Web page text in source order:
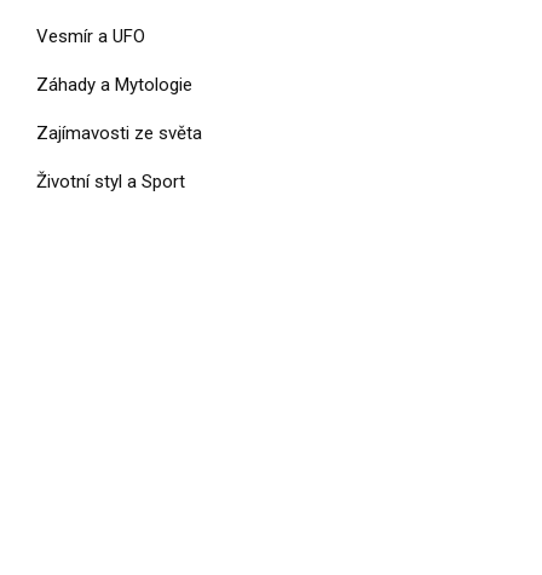
Vesmír a UFO
Záhady a Mytologie
Zajímavosti ze světa
Životní styl a Sport